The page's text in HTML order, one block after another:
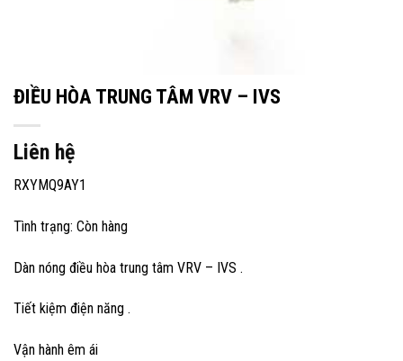
ĐIỀU HÒA TRUNG TÂM VRV – IVS
Liên hệ
RXYMQ9AY1
Tình trạng: Còn hàng
Dàn nóng điều hòa trung tâm VRV – IVS .
Tiết kiệm điện năng .
Vận hành êm ái